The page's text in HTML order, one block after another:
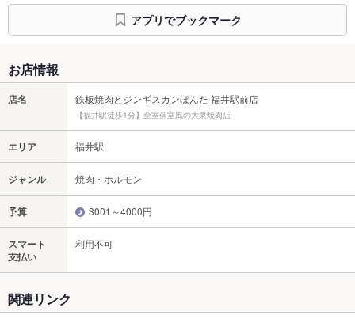
アプリでブックマーク
お店情報
店名 鉄板焼肉とジンギスカンぼんた 福井駅前店
【福井駅徒歩1分】全室個室風の大衆焼肉店
エリア 福井駅
ジャンル 焼肉・ホルモン
予算 3001～4000円
スマート
支払い
利用不可
関連リンク